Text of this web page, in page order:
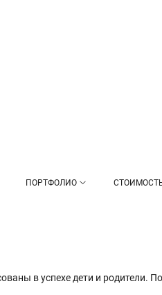
ПОРТФОЛИО
в успехе дети и родители.